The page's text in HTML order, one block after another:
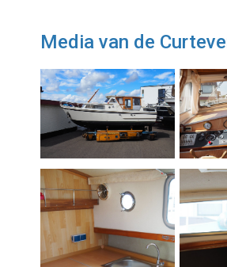
Media van de